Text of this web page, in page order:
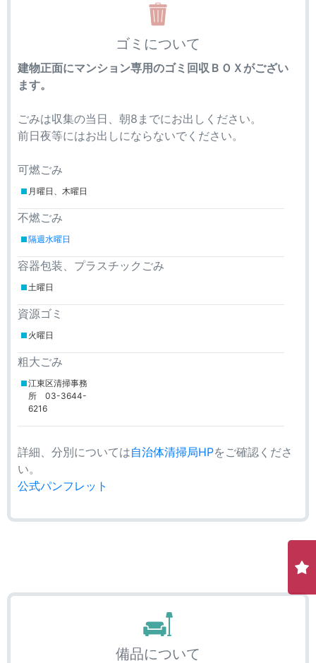
ゴミについて
建物正面にマンション専用のゴミ回収ＢＯＸがござい
ます。
ごみは収集の当日、朝8までにお出しください。
前日夜等にはお出しにならないでください。
可燃ごみ
月曜日、木曜日
不燃ごみ
隔週水曜日
容器包装、プラスチックごみ
土曜日
資源ゴミ
火曜日
粗大ごみ
江東区清掃事務
所 03-3644-
6216
詳細、分別については自治体清掃局HPをご確認くださ
い。
公式パンフレット
備品について